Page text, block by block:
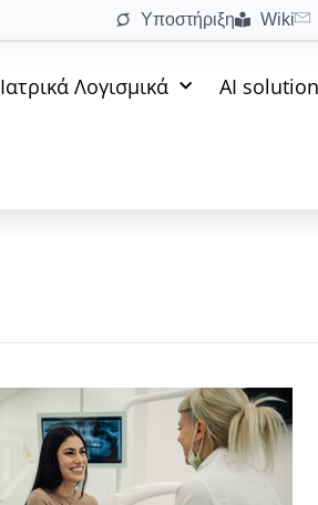
Υποστήριξη Wiki
Ιατρικά Λογισμικά AI